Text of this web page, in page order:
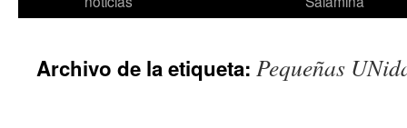
Archivo de la etiqueta: Pequeñas